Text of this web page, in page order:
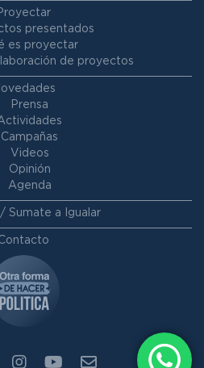
presentados
es proyectar
de proyectos
Prensa
Campañas
Videos
Opinión
Agenda
Sumate a Igualar